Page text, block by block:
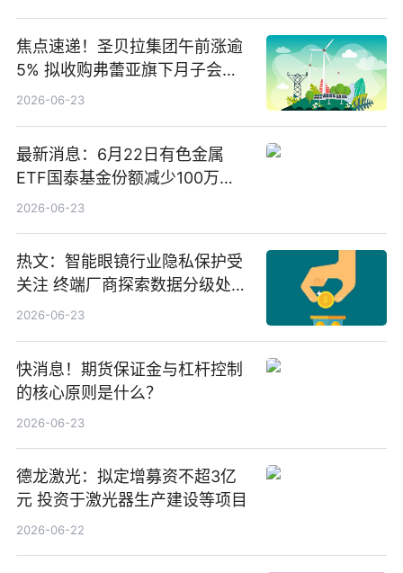
焦点速递！圣贝拉集团午前涨逾
5% 拟收购弗蕾亚旗下月子会所
业务少数股权
2026-06-23
最新消息：6月22日有色金属
ETF国泰基金份额减少100万
份，重仓股紫金矿业、洛阳钼
2026-06-23
热文：智能眼镜行业隐私保护受
关注 终端厂商探索数据分级处理
等方案
2026-06-23
快消息！期货保证金与杠杆控制
的核心原则是什么？
2026-06-23
德龙激光：拟定增募资不超3亿
元 投资于激光器生产建设等项目
2026-06-22